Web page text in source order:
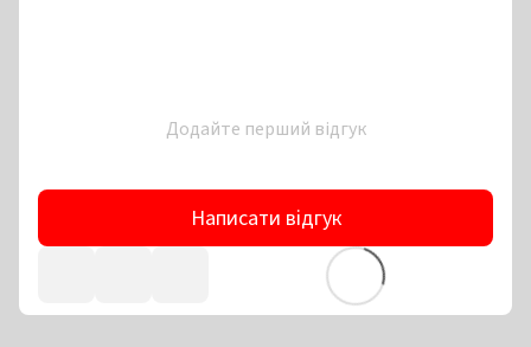
Додайте перший відгук
Написати відгук